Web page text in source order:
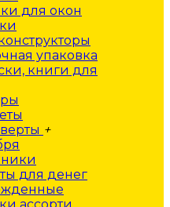
для окон
упаковка
книги для
+
для денег